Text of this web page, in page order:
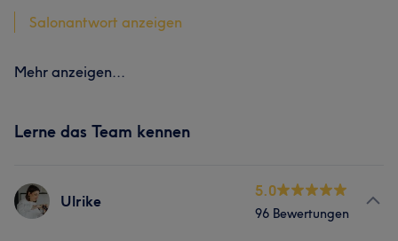
Salonantwort anzeigen
Mehr anzeigen...
Lerne das Team kennen
Ulrike
5.0
96 Bewertungen